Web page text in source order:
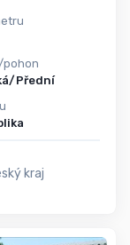
Přední
kraj